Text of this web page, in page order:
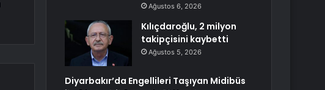
Ağustos 6, 2026
Kılıçdaroğlu, 2 milyon
takipçisini kaybetti
Ağustos 5, 2026
Diyarbakır’da Engellileri Taşıyan Midibüs